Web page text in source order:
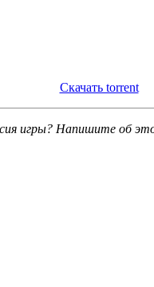
Скачать torrent
игры? Напишите об